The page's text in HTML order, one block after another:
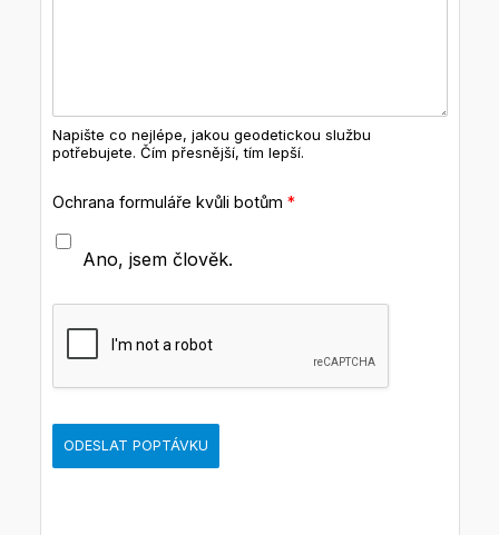
Napište co nejlépe, jakou geodetickou službu
potřebujete. Čím přesnější, tím lepší.
Ochrana formuláře kvůli botům *
Ano, jsem člověk.
ODESLAT POPTÁVKU